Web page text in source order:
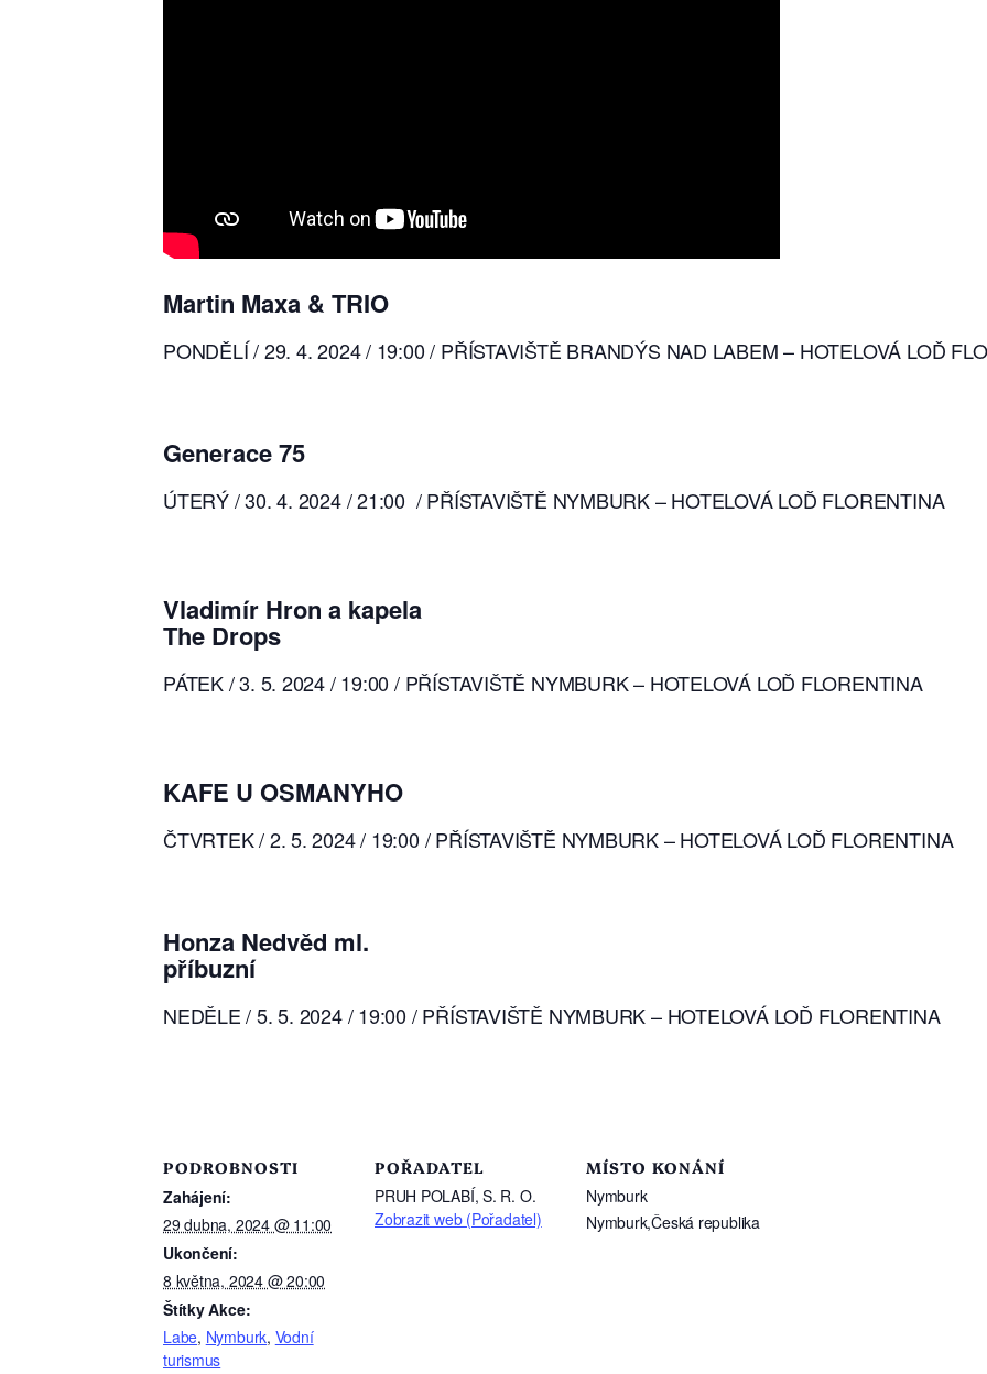
Martin Maxa & TRIO
PONDĚLÍ / 29. 4. 2024 / 19:00 / PŘÍSTAVIŠTĚ BRANDÝS NAD LABEM – HOTELOVÁ LOĎ
Generace 75
ÚTERÝ / 30. 4. 2024 / 21:00 / PŘÍSTAVIŠTĚ NYMBURK – HOTELOVÁ LOĎ FLORENTINA
Vladimír Hron a kapela
The Drops
PÁTEK / 3. 5. 2024 / 19:00 / PŘÍSTAVIŠTĚ NYMBURK – HOTELOVÁ LOĎ FLORENTINA
KAFE U OSMANYHO
ČTVRTEK / 2. 5. 2024 / 19:00 / PŘÍSTAVIŠTĚ NYMBURK – HOTELOVÁ LOĎ FLORENTINA
Honza Nedvěd ml.
příbuzní
NEDĚLE / 5. 5. 2024 / 19:00 / PŘÍSTAVIŠTĚ NYMBURK – HOTELOVÁ LOĎ FLORENTINA
PODROBNOSTI
Zahájení:
29 dubna, 2024 @ 11:00
Ukončení:
8 května, 2024 @ 20:00
Štítky Akce:
Labe, Nymburk, Vodní
turismus
POŘADATEL
PRUH POLABÍ, S. R. O.
Zobrazit web (Pořadatel)
MÍSTO KONÁNÍ
Nymburk
Nymburk,Česká republika